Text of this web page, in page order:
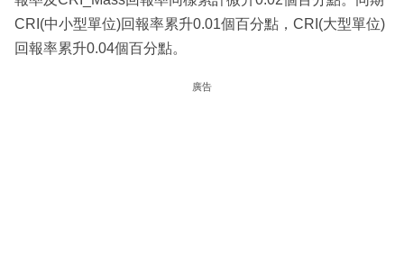
CRI(中小型單位)回報率累升0.01個百分點，CRI(大型單位)
回報率累升0.04個百分點。
廣告